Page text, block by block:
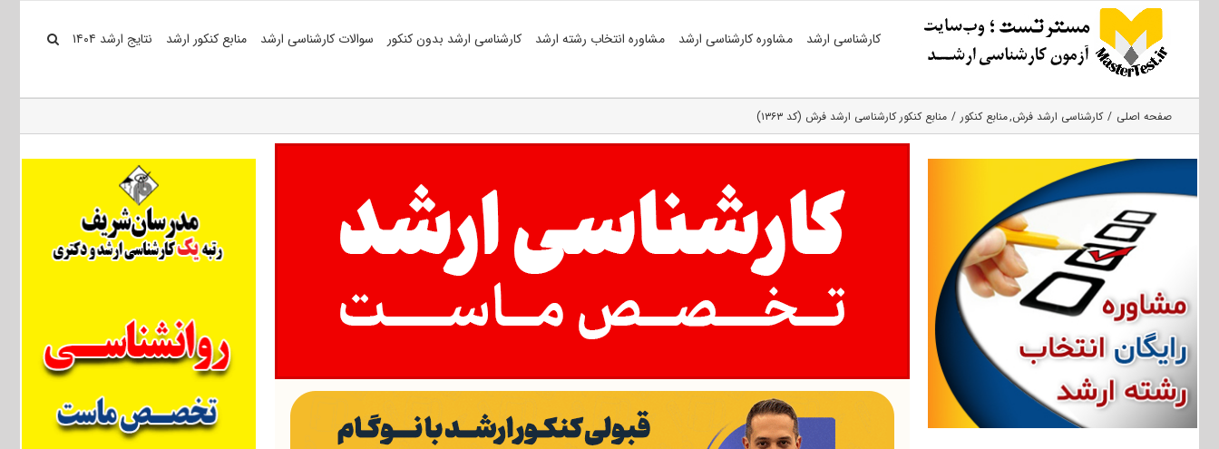
کارشناسی ارشد مشاوره کارشناسی ارشد مشاوره انتخاب رشته ارشد کارشناسی ارشد بدون کنکور سوالات کارشناسی ارشد منابع کنکور ارشد نتایج ارشد ۱۴۰۴
صفحه اصلی کارشناسی ارشد فرش منابع کنکور منابع کنکور کارشناسی ارشد فرش (کد ۱۳۶۳)